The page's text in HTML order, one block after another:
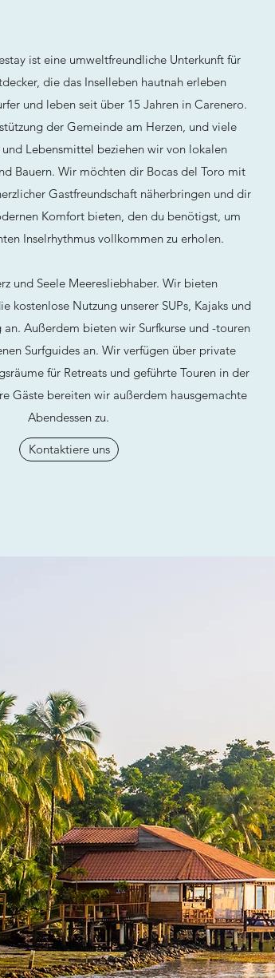
ist eine umweltfreundliche Unterkunft für
die das Inselleben hautnah erleben
und leben seit über 15 Jahren in Carenero.
der Gemeinde am Herzen, und viele
und Lebensmittel beziehen wir von lokalen
Bauern. Wir möchten dir Bocas del Toro mit
Gastfreundschaft näherbringen und dir
Komfort bieten, den du benötigst, um
Inselrhythmus vollkommen zu erholen.
und Seele Meeresliebhaber. Wir bieten
kostenlose Nutzung unserer SUPs, Kajaks und
an. Außerdem bieten wir Surfkurse und -touren
Surfguides an. Wir verfügen über private
für Retreats und geführte Touren in der
Gäste bereiten wir außerdem hausgemachte
Abendessen zu.
Kontaktiere uns